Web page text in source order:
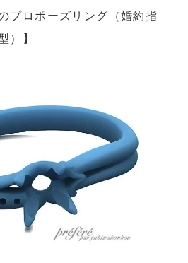
プロポーズリング（婚約指
原型）】